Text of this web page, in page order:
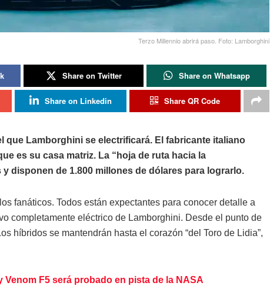
Terzo Millennio abrirá paso. Foto: Lamborghini
Share on Twitter Share on Whatsapp
Share on Linkedin Share QR Code
que Lamborghini se electrificará. El fabricante italiano
es su casa matriz. La “hoja de ruta hacia la
disponen de 1.800 millones de dólares para lograrlo.
fanáticos. Todos están expectantes para conocer detalle a
completamente eléctrico de Lamborghini. Desde el punto de
híbridos se mantendrán hasta el corazón “del Toro de Lidia”,
Venom F5 será probado en pista de la NASA